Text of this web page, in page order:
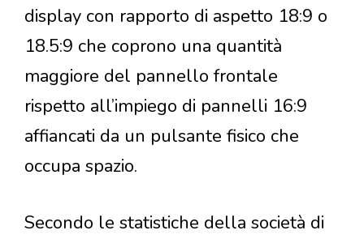
display con rapporto di aspetto 18:9 o
18.5:9 che coprono una quantità
maggiore del pannello frontale
rispetto all’impiego di pannelli 16:9
affiancati da un pulsante fisico che
occupa spazio.
Secondo le statistiche della società di